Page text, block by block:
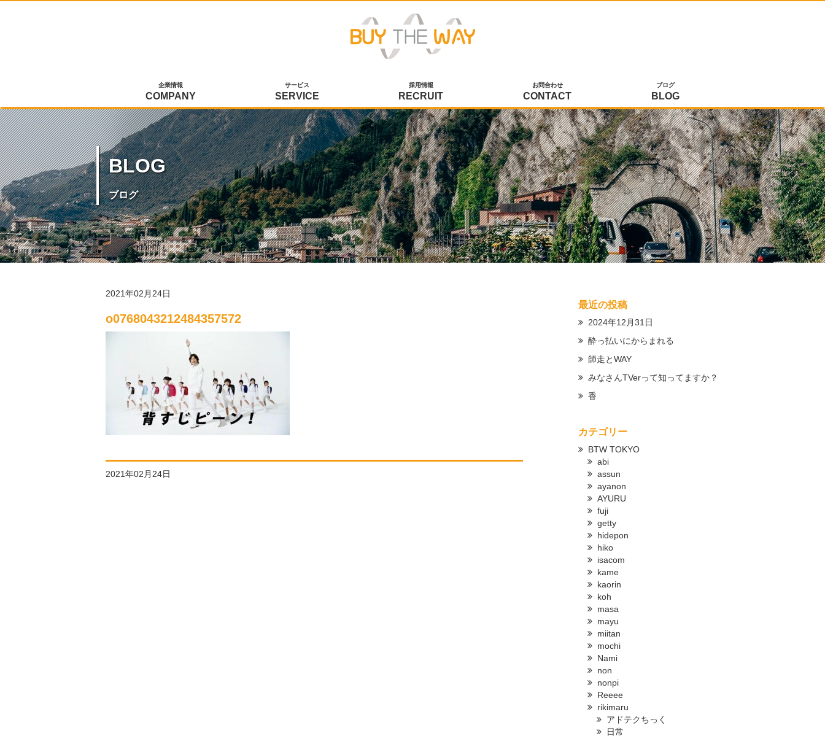
企業情報
COMPANY
サービス
SERVICE
採用情報
RECRUIT
お問合わせ
CONTACT
ブログ
BLOG
BLOG
ブログ
2021年02月24日
o0768043212484357572
2021年02月24日
最近の投稿
2024年12月31日
酔っ払いにからまれる
師走とWAY
みなさんTVerって知ってますか？
香
カテゴリー
BTW TOKYO
abi
assun
ayanon
AYURU
fuji
getty
hidepon
hiko
isacom
kame
kaorin
koh
masa
mayu
miitan
mochi
Nami
non
nonpi
Reeee
rikimaru
アドテクちっく
日常